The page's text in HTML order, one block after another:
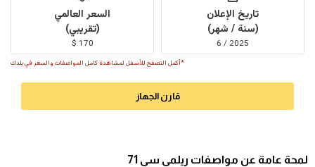
تاريخ الإعلان
(سنة / شهر)
2025 / 6
السعر العالمي
(تقريبي)
170 $
*أكمل التصفح للأسفل لمشاهدة كامل المواصفات والسعر في بلدك
قارن الجهاز
لمحة عامة عن مواصفات ريلمي سي 71